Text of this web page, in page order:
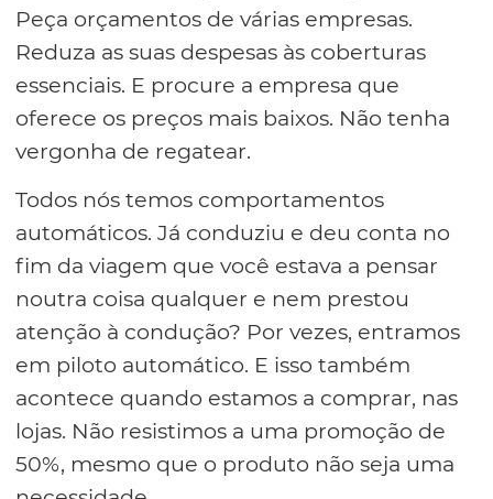
Peça orçamentos de várias empresas.
Reduza as suas despesas às coberturas
essenciais. E procure a empresa que
oferece os preços mais baixos. Não tenha
vergonha de regatear.
Todos nós temos comportamentos
automáticos. Já conduziu e deu conta no
fim da viagem que você estava a pensar
noutra coisa qualquer e nem prestou
atenção à condução? Por vezes, entramos
em piloto automático. E isso também
acontece quando estamos a comprar, nas
lojas. Não resistimos a uma promoção de
50%, mesmo que o produto não seja uma